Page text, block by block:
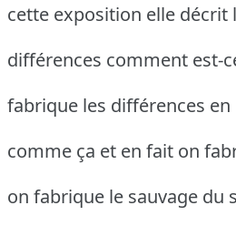
cette exposition elle décrit
différences comment est-
fabrique les différences
comme ça et en fait on
on fabrique le sauvage du